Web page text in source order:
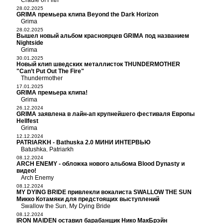
28.02.2025
GRIMA премьера клипа Beyond the Dark Horizon
Grima
28.02.2025
Вышел новый альбом красноярцев GRIMA под названием
Nightside
Grima
30.01.2025
Новый клип шведских металлисток THUNDERMOTHER
"Can’t Put Out The Fire"
Thundermother
17.01.2025
GRIMA премьера клипа!
Grima
26.12.2024
GRIMA заявлена в лайн-ап крупнейшего фестиваля Европы
Hellfest
Grima
12.12.2024
PATRIARKH - Bathuska 2.0 МИНИ ИНТЕРВЬЮ
Batushka Patriarkh
08.12.2024
ARCH ENEMY - обложка нового альбома Blood Dynasty и
видео!
Arch Enemy
08.12.2024
MY DYING BRIDE привлекли вокалиста SWALLOW THE SUN
Микко Котамяки для предстоящих выступлений
Swallow the Sun
My Dying Bride
08.12.2024
IRON MAIDEN оставил барабанщик Нико МакБрэйн